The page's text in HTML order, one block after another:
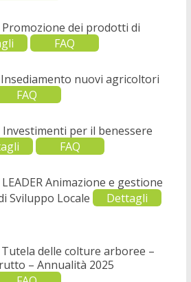
Promozione dei prodotti di
FAQ
Insediamento nuovi agricoltori
FAQ
Investimenti per il benessere
FAQ
LEADER Animazione e gestione
Sviluppo Locale
Dettagli
Tutela delle colture arboree –
– Annualità 2025